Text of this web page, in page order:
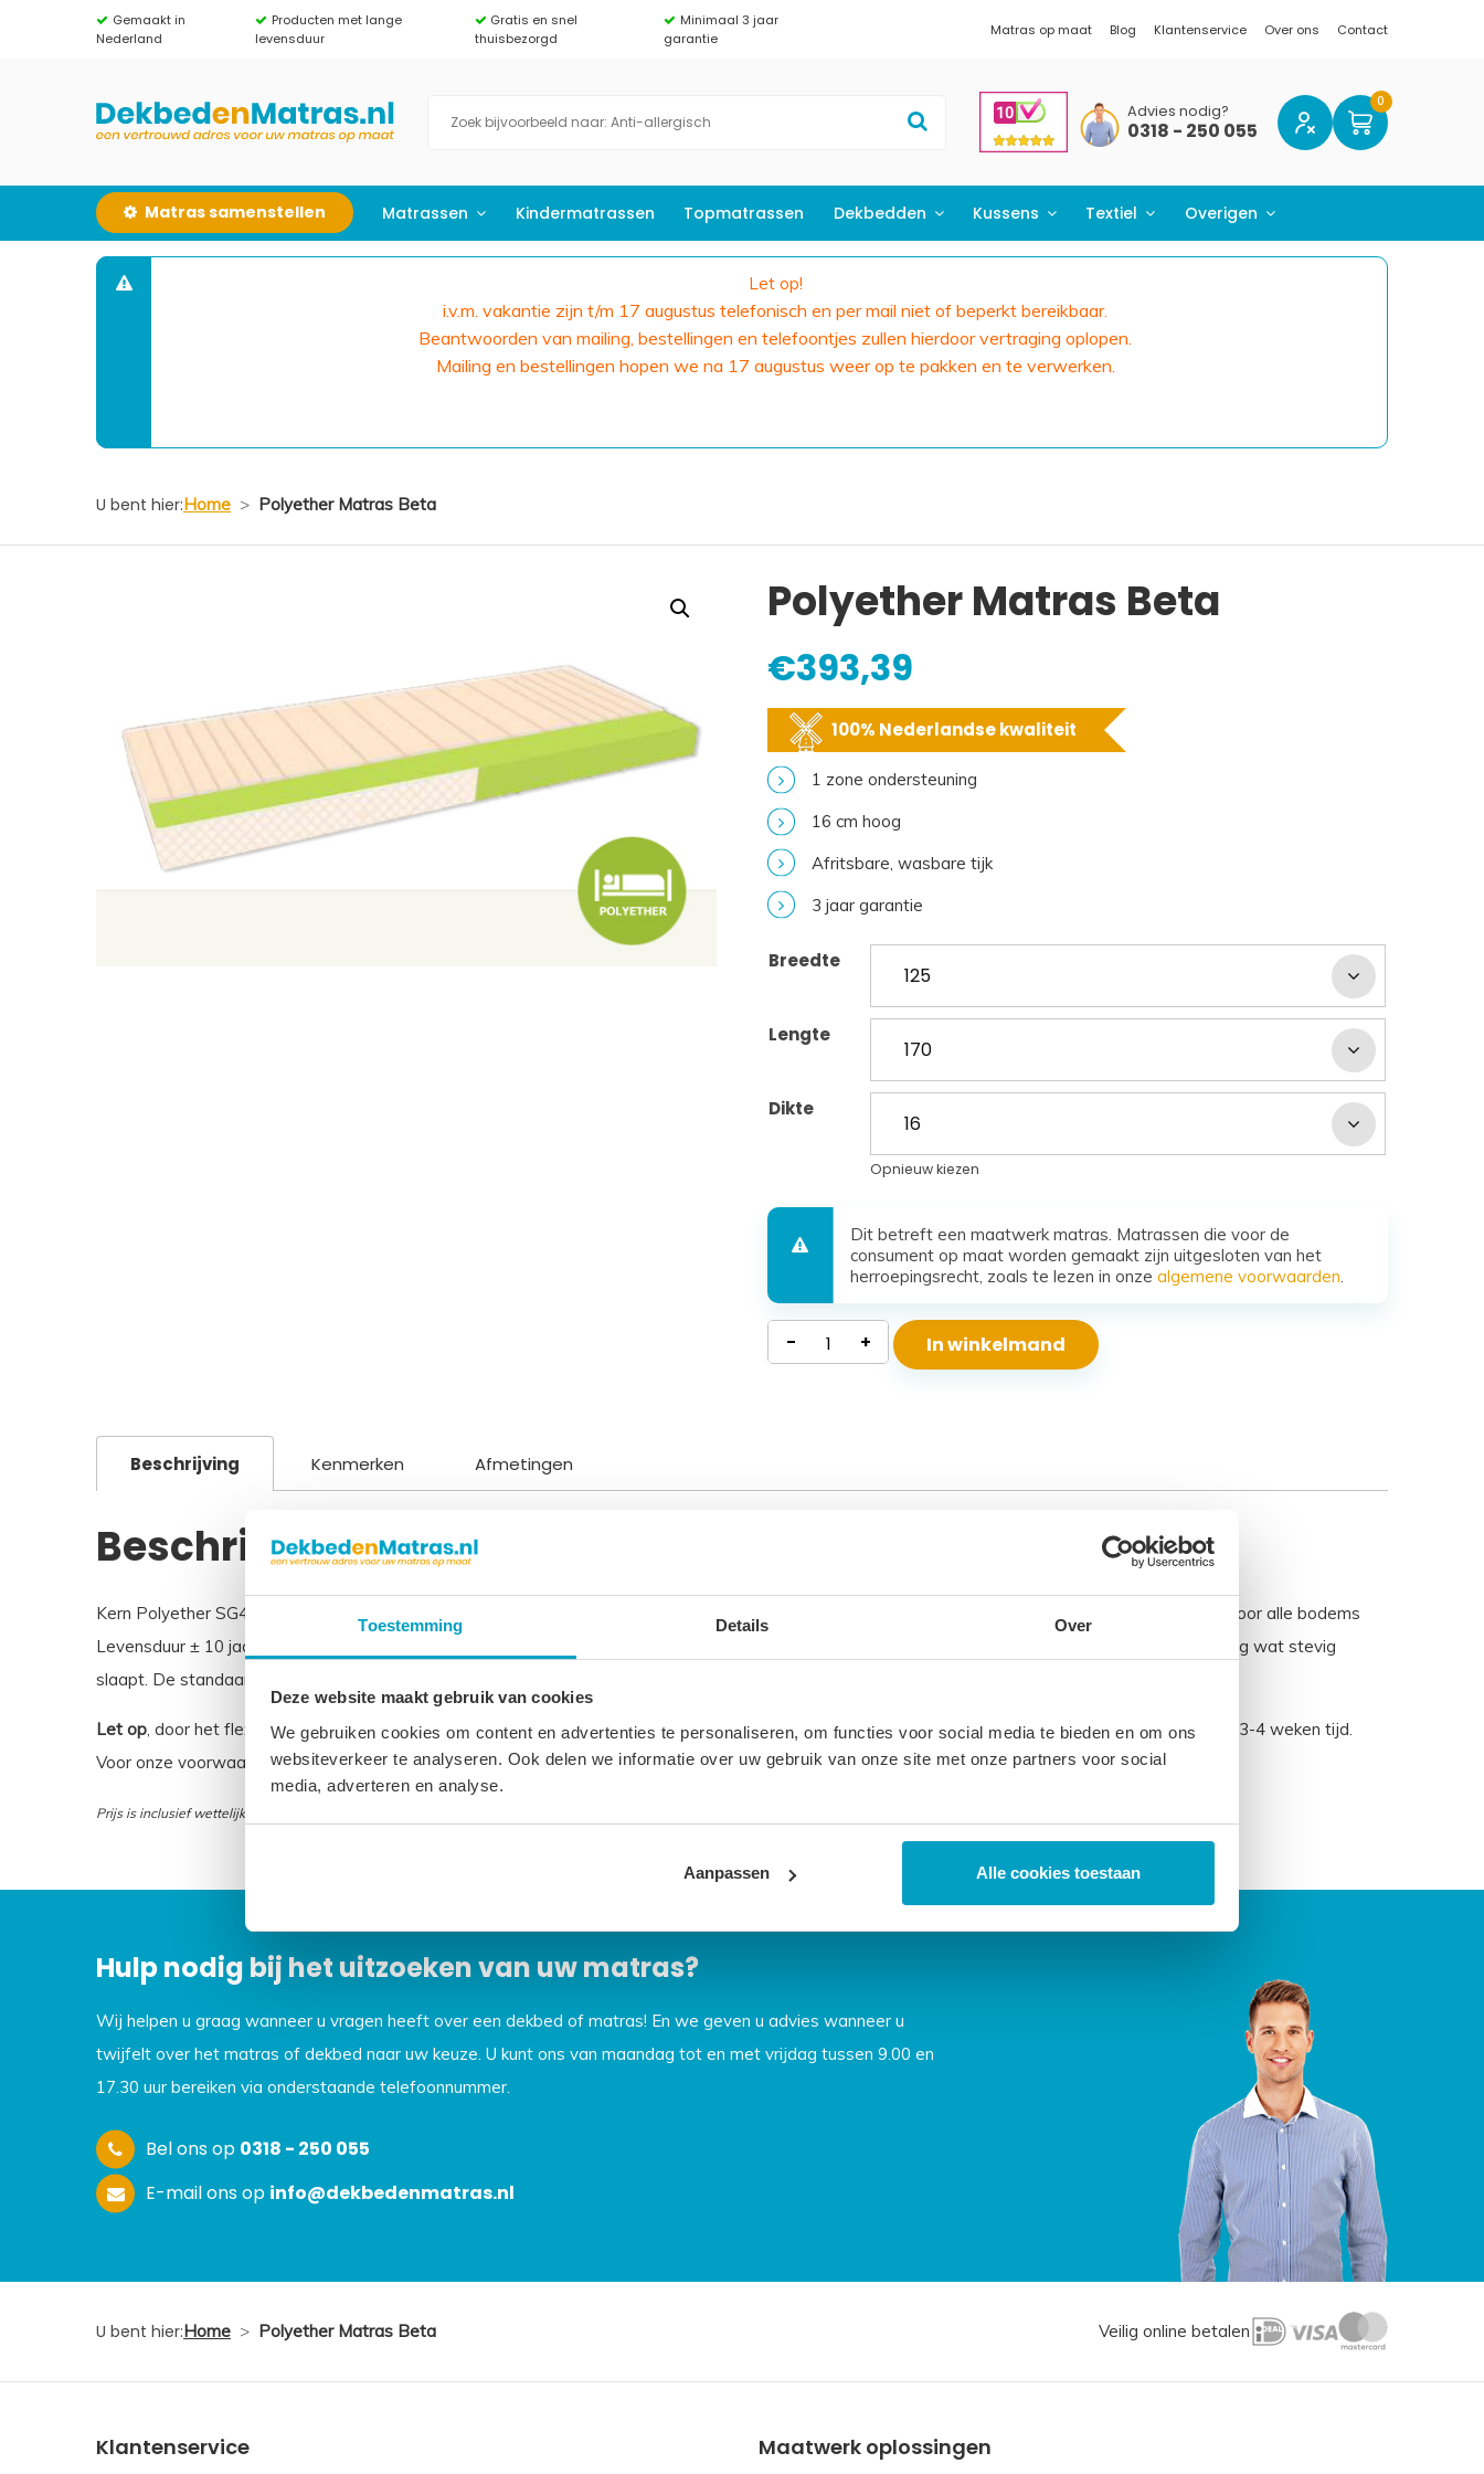
Toestemming Details Over
Deze website maakt gebruik van cookies
We gebruiken cookies om content en advertenties te personaliseren, om functies voor social media te bieden en om ons
websiteverkeer te analyseren. Ook delen we informatie over uw gebruik van onze site met onze partners voor social
media, adverteren en analyse.
Aanpassen Alle cookies toestaan
Gemaakt in
Nederland
Producten met lange
levensduur
Gratis en snel
thuisbezorgd
Minimaal 3 jaar
garantie
Matras op maat Blog Klantenservice Over ons Contact
Advies nodig?
0318 - 250 055
Matras samenstellen Matrassen Kindermatrassen Topmatrassen Dekbedden Kussens Textiel Overigen
Let op!
i.v.m. vakantie zijn t/m 17 augustus telefonisch en per mail niet of beperkt bereikbaar.
Beantwoorden van mailing, bestellingen en telefoontjes zullen hierdoor vertraging oplopen.
Mailing en bestellingen hopen we na 17 augustus weer op te pakken en te verwerken.
U bent hier:Home > Polyether Matras Beta
Polyether Matras Beta
€393,39
100% Nederlandse kwaliteit
1 zone ondersteuning
16 cm hoog
Afritsbare, wasbare tijk
3 jaar garantie
Breedte
Lengte
Dikte
Opnieuw kiezen
Dit betreft een maatwerk matras. Matrassen die voor de
consument op maat worden gemaakt zijn uitgesloten van het
herroepingsrecht, zoals te lezen in onzealgemene voorwaarden.
Matras
- + In winkelmand
Beschrijving Kenmerken Afmetingen
Beschrijving
Kern Polyether SG40 Hoogte 16 cm Afritsbare uitwasbare bekleding Bekleding doorgestikt met 300 gr/m2 Clima Top Geschikt tot ± 95 kg Geschikt voor alle bodems
Levensduur ± 10 jaar 3 Jaar garantie Dit polyether matras is van goede kwaliteit en geeft een stevig comfort. Geschikt voor vrijwel iedereen die graag wat stevig
slaapt. De standaardmaten zijn doorgaans op voorraad. Andere maten ± 3 weken levertijd.
Let op, door het flexibele materiaal, kunnen matrassen tot 2% afwijken in afmeting. Maatwerk matrassen zijn niet direct leverbaar, de productie kost 3-4 weken tijd.
Voor onze voorwaarden betreft maatwerk matrassen verwijzen wij u naar onzealgemene voorwaarden.
Prijs is inclusief wettelijke verwijderingsbijdrage
Hulp nodig bij het uitzoeken van uw matras?
Wij helpen u graag wanneer u vragen heeft over een dekbed of matras! En we geven u advies wanneer u
twijfelt over het matras of dekbed naar uw keuze. U kunt ons van maandag tot en met vrijdag tussen 9.00 en
17.30 uur bereiken via onderstaande telefoonnummer.
Bel ons op 0318 - 250 055
E-mail ons op info@dekbedenmatras.nl
U bent hier:Home > Polyether Matras Beta Veilig online betalen
Klantenservice Maatwerk oplossingen